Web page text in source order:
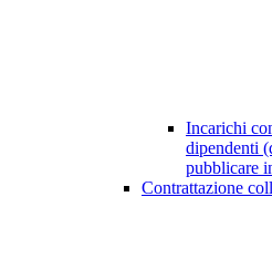
Incarichi
dipendenti
pubblicare
Contrattazione